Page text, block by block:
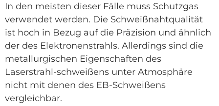
In den meisten dieser Fälle muss Schutzgas
verwendet werden. Die Schweißnahtqualität
ist hoch in Bezug auf die Präzision und ähnlich
der des Elektronenstrahls. Allerdings sind die
metallurgischen Eigenschaften des
Laserstrahl-schweißens unter Atmosphäre
nicht mit denen des EB-Schweißens
vergleichbar.